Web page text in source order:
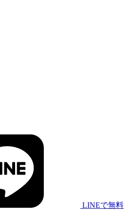
LINEで無料